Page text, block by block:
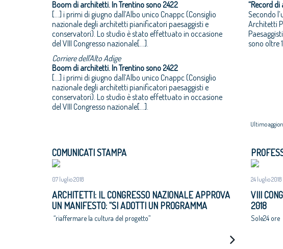
Boom di architetti. In Trentino sono 2422
[…] i primi di giugno dall’Albo unico Cnappc (Consiglio
nazionale degli architetti pianificatori paesaggisti e
conservatori). Lo studio è stato effettuato in occasione
del VIII Congresso nazionale[…].
Corriere dell'Alto Adige
Boom di architetti. In Trentino sono 2422
[…] i primi di giugno dall’Albo unico Cnappc (Consiglio
nazionale degli architetti pianificatori paesaggisti e
conservatori). Lo studio è stato effettuato in occasione
del VIII Congresso nazionale[…].
“Record di
Secondo
Architetti
sono oltre
Ultimo
COMUNICATI STAMPA
07 luglio 2018
ARCHITETTI: IL CONGRESSO NAZIONALE APPROVA
UN MANIFESTO: “SI ADOTTI UN PROGRAMMA
NAZIONALE DI RIGENERAZIONE URBANE,
“riaffermare la cultura del progetto”
24 luglio 2018
VIII
2018
Sole24 ore